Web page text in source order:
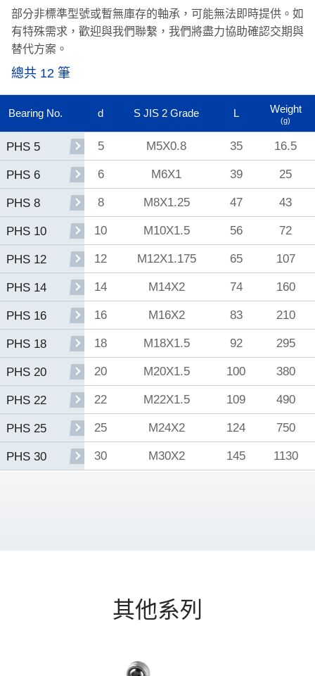
部分非標準型號或暫無庫存的軸承，可能無法即時提供。 如
有特殊需求，歡迎與我們聯繫，我們將盡力協助確認交期與
替代方案。
總共 12 筆
Bearing No. d S JIS 2 Grade L Weight
(g)
PHS 5 5 M5X0.8 35 16.5
PHS 6 6 M6X1 39 25
PHS 8 8 M8X1.25 47 43
PHS 10 10 M10X1.5 56 72
PHS 12 12 M12X1.175 65 107
PHS 14 14 M14X2 74 160
PHS 16 16 M16X2 83 210
PHS 18 18 M18X1.5 92 295
PHS 20 20 M20X1.5 100 380
PHS 22 22 M22X1.5 109 490
PHS 25 25 M24X2 124 750
PHS 30 30 M30X2 145 1130
其他系列